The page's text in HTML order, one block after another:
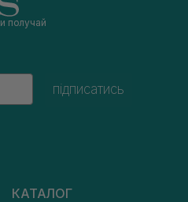
и получай
підписатись
КАТАЛОГ